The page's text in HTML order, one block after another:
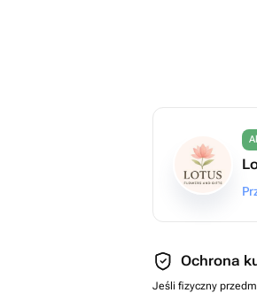
Ochrona
Jeśli fizyczny